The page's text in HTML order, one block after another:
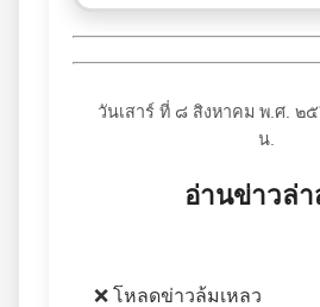
วันเสาร์ ที่ ๘ สิงหาคม พ.ศ. ๒
น.
อ่านข่าวล่
❌ โหลดข่าวล้มเหลว